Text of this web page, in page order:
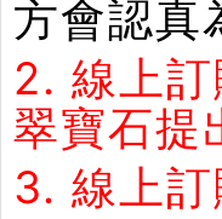
方會認真
2. 線上
翠寶石提
3. 線上